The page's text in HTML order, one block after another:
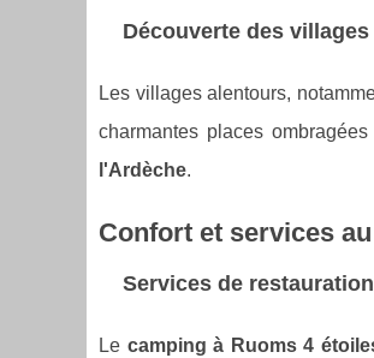
Découverte des
Les villages alentours,
charmantes places
l'Ardèche.
Confort et services
Services de
Le camping à Ruoms 4